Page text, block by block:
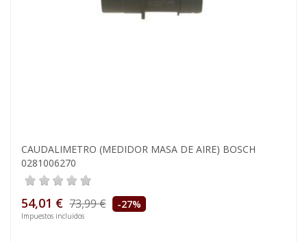
CAUDALIMETRO (MEDIDOR MASA DE AIRE) BOSCH
0281006270
54,01 € 73,99 € -27%
Impuestos incluidos